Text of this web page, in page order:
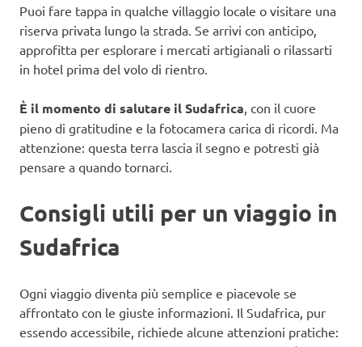
Puoi fare tappa in qualche villaggio locale o visitare una
riserva privata lungo la strada. Se arrivi con anticipo,
approfitta per esplorare i mercati artigianali o rilassarti
in hotel prima del volo di rientro.
È il momento di salutare il Sudafrica , con il cuore
pieno di gratitudine e la fotocamera carica di ricordi. Ma
attenzione: questa terra lascia il segno e potresti già
pensare a quando tornarci.
Consigli utili per un viaggio in
Sudafrica
Ogni viaggio diventa più semplice e piacevole se
affrontato con le giuste informazioni. Il Sudafrica, pur
essendo accessibile, richiede alcune attenzioni pratiche: